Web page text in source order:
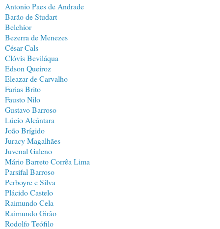
Antonio Paes de Andrade
Barão de Studart
Belchior
Bezerra de Menezes
César Cals
Clóvis Beviláqua
Edson Queiroz
Eleazar de Carvalho
Farias Brito
Fausto Nilo
Gustavo Barroso
Lúcio Alcântara
João Brígido
Juracy Magalhães
Juvenal Galeno
Mário Barreto Corrêa Lima
Parsifal Barroso
Perboyre e Silva
Plácido Castelo
Raimundo Cela
Raimundo Girão
Rodolfo Teófilo